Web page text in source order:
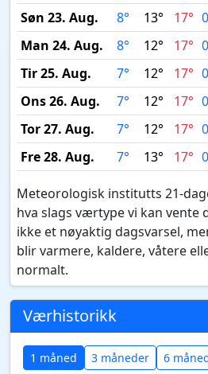
Søn 23. Aug.
8° 13° 17°
Man 24. Aug.
8° 12° 17°
Tir 25. Aug.
7° 12° 17°
Ons 26. Aug.
7° 12° 17°
Tor 27. Aug.
7° 12° 17°
Fre 28. Aug.
7° 13° 17°
Meteorologisk institutts 21-
hva slags værtype vi kan vente
ikke et nøyaktig dagsvarsel,
blir varmere, kaldere, våtere
normalt.
Værhistorikk
1 måned 3 måneder 6